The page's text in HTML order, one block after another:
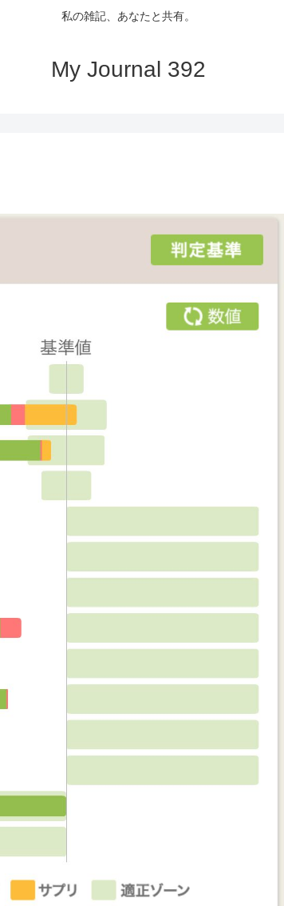
私の雑記、あなたと共有。
My Journal 392